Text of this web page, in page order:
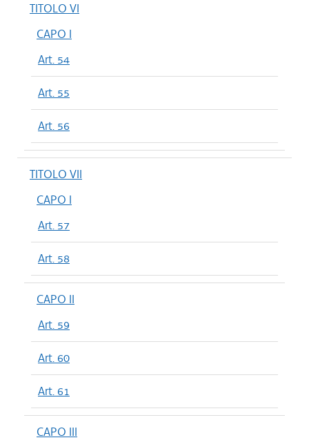
TITOLO VI
CAPO I
Art. 54
Art. 55
Art. 56
TITOLO VII
CAPO I
Art. 57
Art. 58
CAPO II
Art. 59
Art. 60
Art. 61
CAPO III